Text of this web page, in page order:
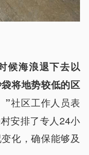
候海浪退下去以
将地势较低的区
”社区工作人员表
安排了专人24小
化，确保能够及